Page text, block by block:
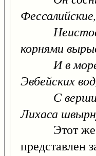
корнями
И в море,
Эвбейских
С
Лихаса
Этот же
представлен